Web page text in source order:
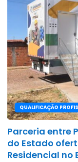
QUALIFICAÇÃO
Parceria entre
do Estado
Residencial no